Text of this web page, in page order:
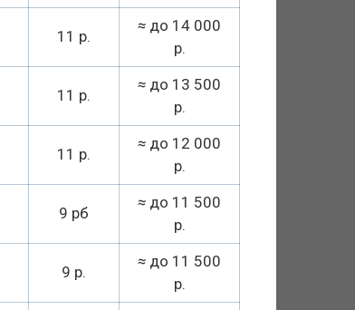
11 р.
≈ до 14 000
р.
11 р.
≈ до 13 500
р.
11 р.
≈ до 12 000
р.
9 рб
≈ до 11 500
р.
9 р.
≈ до 11 500
р.